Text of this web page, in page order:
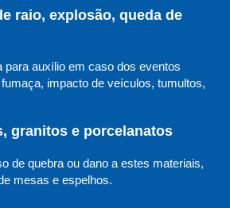
raio, explosão, queda de
para auxílio em caso dos eventos
impacto de veículos, tumultos,
granitos e porcelanatos
de quebra ou dano a estes materiais,
mesas e espelhos.